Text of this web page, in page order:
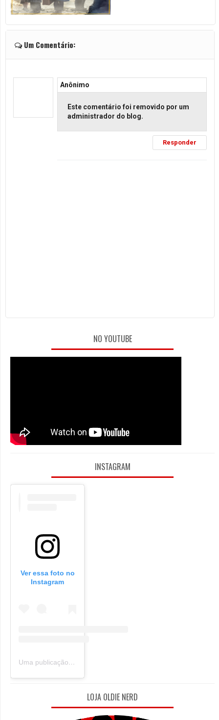
Um Comentário:
Anônimo
Este comentário foi removido por um
administrador do blog.
Responder
NO YOUTUBE
INSTAGRAM
Ver essa foto no
Instagram
Uma publicação compartilhada por Oldie Nerd (@oldie_nerd)
LOJA OLDIE NERD